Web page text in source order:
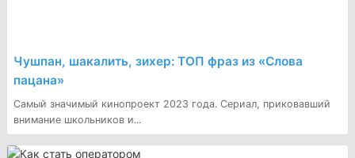
Чушпан, шакалить, зихер: ТОП фраз из «Слова
пацана»
Самый значимый кинопроект 2023 года. Сериал, приковавший
внимание школьников и...